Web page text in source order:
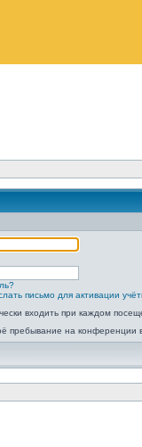
письмо для активации
входить при каждом
пребывание на конференции